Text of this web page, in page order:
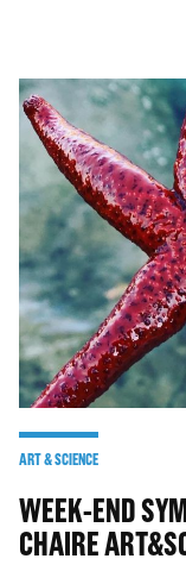
ART & SCIENCE
WEEK-END
CHAIRE